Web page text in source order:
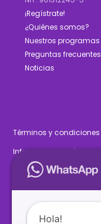
¡Regístrate!
¿Quiénes somos?
Nuestros programas
Preguntas frecuentes
Noticias
Términos y condiciones
Informe de gestión 2025
Estados financieros 2025
Hola!